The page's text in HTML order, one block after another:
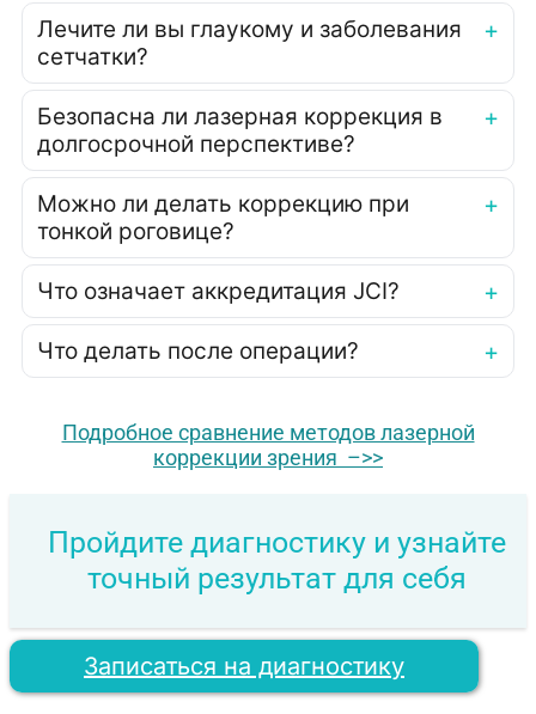
Лечите ли вы глаукому и заболевания
сетчатки?
Безопасна ли лазерная коррекция в
долгосрочной перспективе?
Можно ли делать коррекцию при
тонкой роговице?
Что означает аккредитация JCI?
Что делать после операции?
Подробное сравнение методов лазерной
коррекции зрения –>>
Пройдите диагностику и узнайте
точный результат для себя
Записаться на диагностику